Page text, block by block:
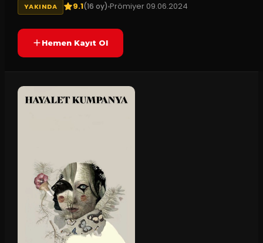
YAKINDA 9.1(16 oy)Prömiyer 09.06.2024
Hemen Kayıt Ol